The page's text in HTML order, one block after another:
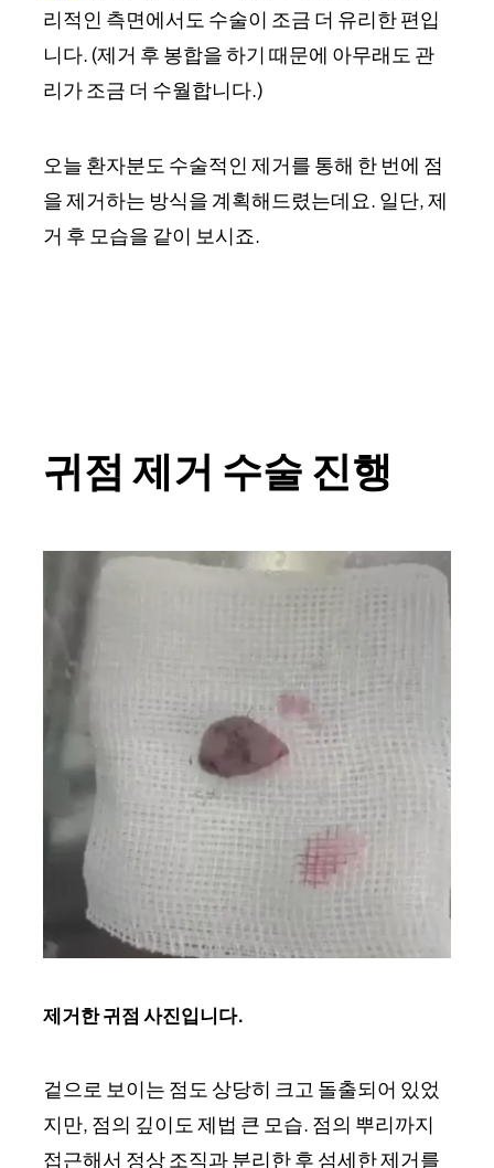
리적인 측면에서도 수술이 조금 더 유리한 편입
니다. (제거 후 봉합을 하기 때문에 아무래도 관
리가 조금 더 수월합니다.)
오늘 환자분도 수술적인 제거를 통해 한 번에 점
을 제거하는 방식을 계획해드렸는데요. 일단, 제
거 후 모습을 같이 보시죠.
귀점 제거 수술 진행
제거한 귀점 사진입니다.
겉으로 보이는 점도 상당히 크고 돌출되어 있었
지만, 점의 깊이도 제법 큰 모습. 점의 뿌리까지
접근해서 정상 조직과 분리한 후 섬세한 제거를